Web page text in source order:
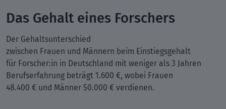
Das Gehalt eines Forschers
Der Gehaltsunterschied
zwischen Frauen und Männern beim Einstiegsgehalt
für Forscher:in in Deutschland mit weniger als 3 Jahren
Berufserfahrung beträgt 1.600 €, wobei Frauen
48.400 € und Männer 50.000 € verdienen.